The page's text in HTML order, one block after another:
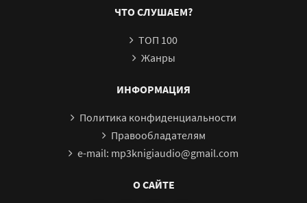
ЧТО СЛУШАЕМ?
ТОП 100
Жанры
ИНФОРМАЦИЯ
Политика конфиденциальности
Правообладателям
e-mail: mp3knigiaudio@gmail.com
О САЙТЕ